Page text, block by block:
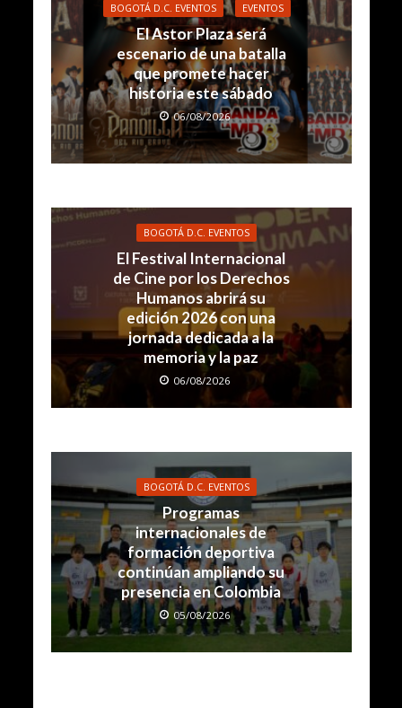
BOGOTÁ D.C. EVENTOS EVENTOS
El Astor Plaza será
escenario de una batalla
que promete hacer
historia este sábado
06/08/2026
BOGOTÁ D.C. EVENTOS
El Festival Internacional
de Cine por los Derechos
Humanos abrirá su
edición 2026 con una
jornada dedicada a la
memoria y la paz
06/08/2026
BOGOTÁ D.C. EVENTOS
Programas
internacionales de
formación deportiva
continúan ampliando su
presencia en Colombia
05/08/2026